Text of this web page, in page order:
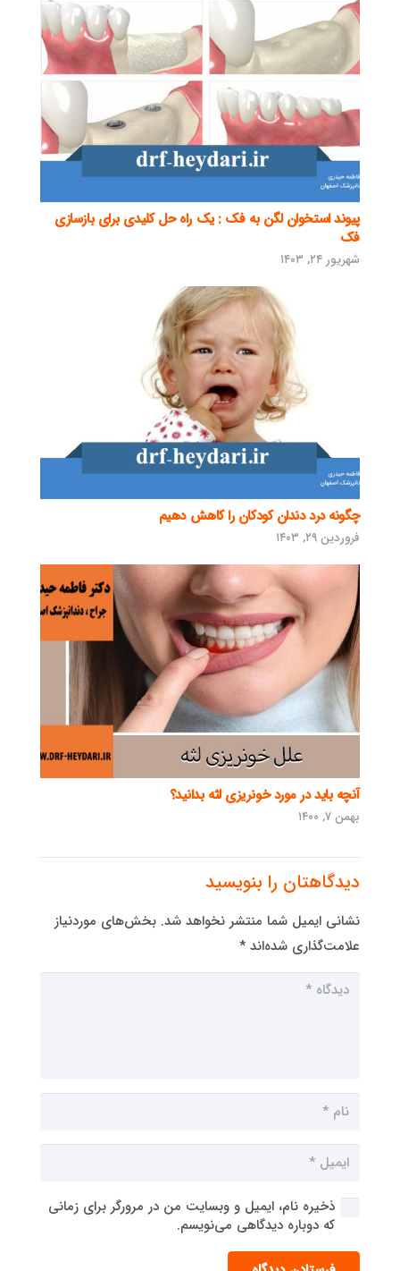
پیوند استخوان لگن به فک : یک راه حل کلیدی برای بازسازی
فک
شهریور ۲۴, ۱۴۰۳
چگونه درد دندان کودکان را کاهش دهیم
فروردین ۲۹, ۱۴۰۳
آنچه باید در مورد خونریزی لثه بدانید؟
بهمن ۷, ۱۴۰۰
دیدگاهتان را بنویسید
نشانی ایمیل شما منتشر نخواهد شد. بخش‌های موردنیاز
علامت‌گذاری شده‌اند *
ذخیره نام، ایمیل و وبسایت من در مرورگر برای زمانی
که دوباره دیدگاهی می‌نویسم.